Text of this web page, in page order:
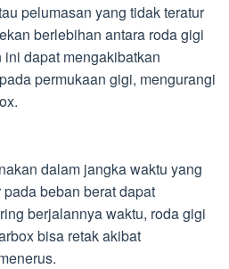
pelumasan yang tidak teratur
berlebihan antara roda gigi
dapat mengakibatkan
permukaan gigi, mengurangi
dalam jangka waktu yang
beban berat dapat
berjalannya waktu, roda gigi
bisa retak akibat